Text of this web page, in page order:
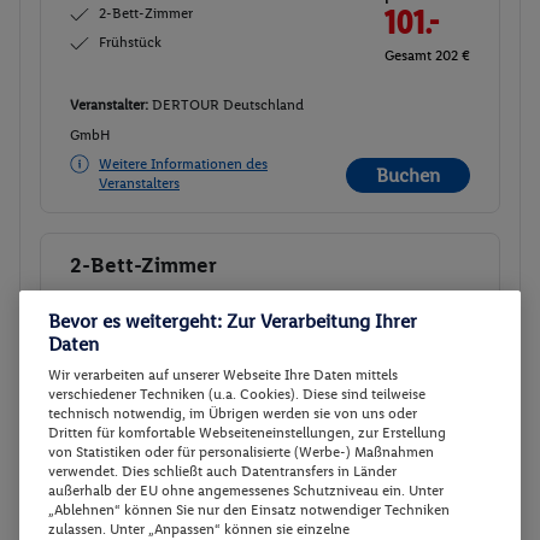
2-Bett-Zimmer
Frühstück
101.-
Gesamt 202 €
Veranstalter: DERTOUR Deutschland
GmbH
Weitere Informationen des
Veranstalters
Buchen
Buchen
2-Bett-Zimmer
2-Bett-Zimmer
Frühstück
101.-
Gesamt 202 €
Veranstalter:DERTOUR Deutschland
GmbH
Weitere Informationen des
Bevor es weitergeht: Zur Verarbeitung Ihrer
Daten
Wir verarbeiten auf unserer Webseite Ihre Daten mittels
verschiedener Techniken (u.a. Cookies). Diese sind teilweise
technisch notwendig, im Übrigen werden sie von uns oder
Dritten für komfortable Webseiteneinstellungen, zur Erstellung
von Statistiken oder für personalisierte (Werbe-) Maßnahmen
verwendet. Dies schließt auch Datentransfers in Länder
außerhalb der EU ohne angemessenes Schutzniveau ein. Unter
„Ablehnen“ können Sie nur den Einsatz notwendiger Techniken
zulassen. Unter „Anpassen“ können sie einzelne